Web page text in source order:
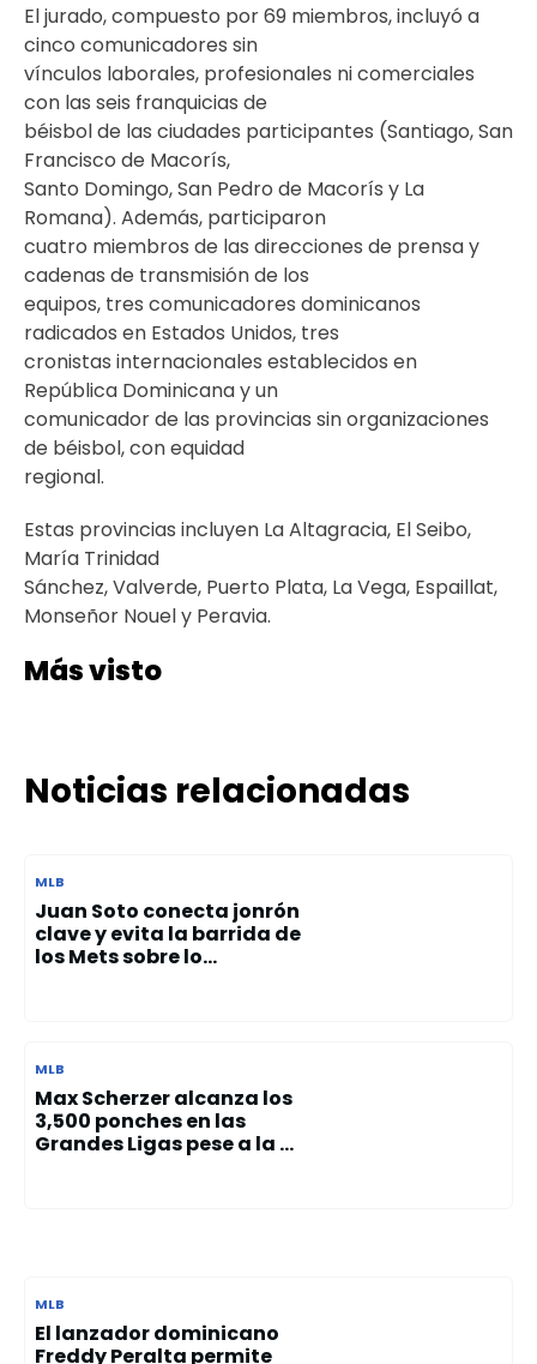
El jurado, compuesto por 69 miembros, incluyó a
cinco comunicadores sin
vínculos laborales, profesionales ni comerciales
con las seis franquicias de
béisbol de las ciudades participantes (Santiago, San
Francisco de Macorís,
Santo Domingo, San Pedro de Macorís y La
Romana). Además, participaron
cuatro miembros de las direcciones de prensa y
cadenas de transmisión de los
equipos, tres comunicadores dominicanos
radicados en Estados Unidos, tres
cronistas internacionales establecidos en
República Dominicana y un
comunicador de las provincias sin organizaciones
de béisbol, con equidad
regional.
Estas provincias incluyen La Altagracia, El Seibo,
María Trinidad
Sánchez, Valverde, Puerto Plata, La Vega, Espaillat,
Monseñor Nouel y Peravia.
Más visto
Noticias relacionadas
MLB
Juan Soto conecta jonrón
clave y evita la barrida de
los Mets sobre lo...
MLB
Max Scherzer alcanza los
3,500 ponches en las
Grandes Ligas pese a la ...
MLB
El lanzador dominicano
Freddy Peralta permite